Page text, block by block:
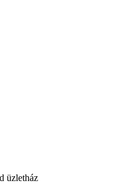
üzletház